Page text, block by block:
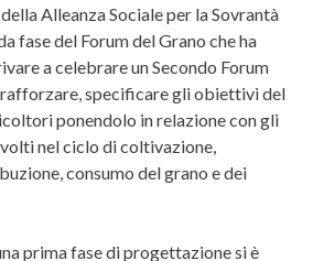
Alleanza Sociale per la Sovrantà
fase del Forum del Grano che ha
a celebrare un Secondo Forum
specificare gli obiettivi del
ponendolo in relazione con gli
nel ciclo di coltivazione,
consumo del grano e dei
prima fase di progettazione si è